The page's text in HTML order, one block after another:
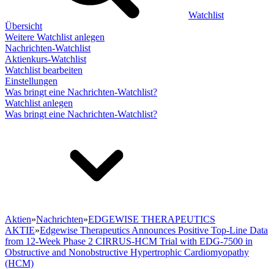
Watchlist
Übersicht
Weitere Watchlist anlegen
Nachrichten-Watchlist
Aktienkurs-Watchlist
Watchlist bearbeiten
Einstellungen
Was bringt eine Nachrichten-Watchlist?
Watchlist anlegen
Was bringt eine Nachrichten-Watchlist?
Aktien»Nachrichten»EDGEWISE THERAPEUTICS
AKTIE»Edgewise Therapeutics Announces Positive Top-Line Data
from 12-Week Phase 2 CIRRUS-HCM Trial with EDG-7500 in
Obstructive and Nonobstructive Hypertrophic Cardiomyopathy
(HCM)